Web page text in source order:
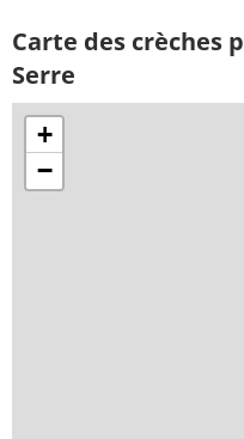
Carte des crèches
Serre
+
−